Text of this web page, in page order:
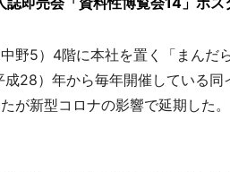
野5）4階に本社を置く「まんだ
28）年から毎年開催している
が新型コロナの影響で延期した